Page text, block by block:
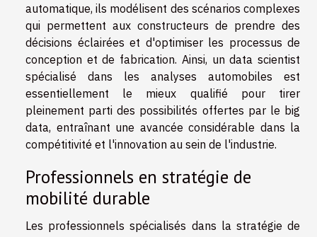
automatique, ils modélisent des scénarios complexes
qui permettent aux constructeurs de prendre des
décisions éclairées et d'optimiser les processus de
conception et de fabrication. Ainsi, un data scientist
spécialisé dans les analyses automobiles est
essentiellement le mieux qualifié pour tirer
pleinement parti des possibilités offertes par le big
data, entraînant une avancée considérable dans la
compétitivité et l'innovation au sein de l'industrie.
Professionnels en stratégie de
mobilité durable
Les professionnels spécialisés dans la stratégie de